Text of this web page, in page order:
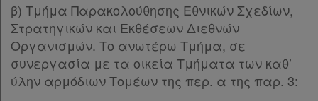
β) Τμήμα Παρακολούθησης Εθνικών Σχεδίων,
Στρατηγικών και Εκθέσεων Διεθνών
Οργανισμών. Το ανωτέρω Τμήμα, σε
συνεργασία με τα οικεία Τμήματα των καθ’
ύλην αρμόδιων Τομέων της περ. α της παρ. 3: